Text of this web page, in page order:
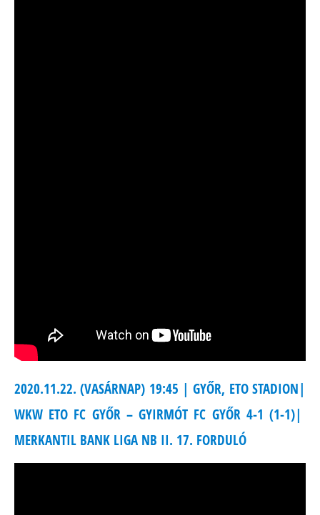
2020.11.22. (VASÁRNAP) 19:45 | GYŐR, ETO STADION|
WKW ETO FC GYŐR – GYIRMÓT FC GYŐR 4-1 (1-1)|
MERKANTIL BANK LIGA NB II. 17. FORDULÓ